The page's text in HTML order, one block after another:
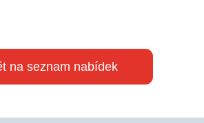
na seznam nabídek